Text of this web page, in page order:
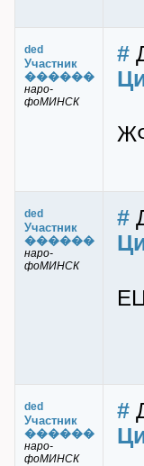
ded
Участник
������
наро-
фоМИНСК
#
ded
Участник
������
наро-
фоМИНСК
#
ded
Участник
������
наро-
фоМИНСК
#